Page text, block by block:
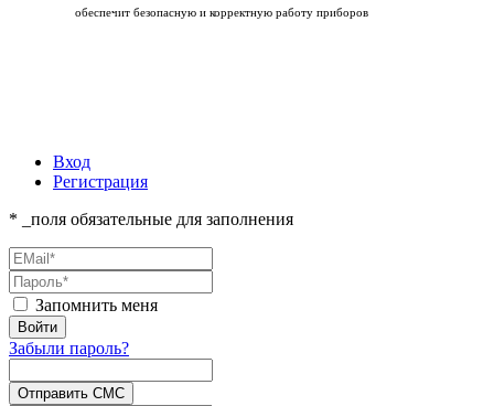
обеспечит безопасную и корректную работу приборов
Вход
Регистрация
* _поля обязательные для заполнения
Запомнить меня
Забыли пароль?